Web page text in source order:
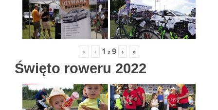
« ‹ 1 z9 › »
Święto roweru 2022